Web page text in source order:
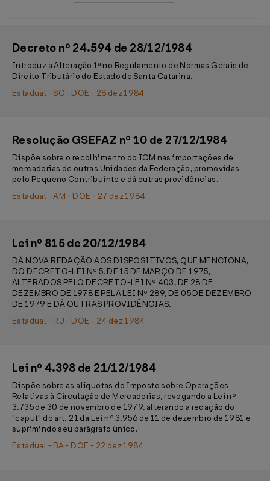
Decreto nº 24.594 de 28/12/1984
Introduz a Alteração 1ª no Regulamento de Normas Gerais de
Direito Tributário do Estado de Santa Catarina.
Estadual - SC - DOE - 28 dez 1984
Resolução GSEFAZ nº 10 de 27/12/1984
Dispõe sobre o recolhimento do ICM nas importações de
mercadorias de outras Unidades da Federação, promovidas
pelo Pequeno Contribuinte e dá outras providências.
Estadual - AM - DOE - 27 dez 1984
Lei nº 815 de 20/12/1984
DÁ NOVA REDAÇÃO AOS DISPOSITIVOS, QUE MENCIONA,
DO DECRETO-LEI Nº 5, DE 15 DE MARÇO DE 1975,
ALTERADOS PELO DECRETO-LEI Nº 403, DE 28 DE
DEZEMBRO DE 1978 E PELA LEI Nº 289, DE 05 DE DEZEMBRO
DE 1979 E DÁ OUTRAS PROVIDÊNCIAS.
Estadual - RJ - DOE - 24 dez 1984
Lei nº 4.398 de 21/12/1984
Dispõe sobre as alíquotas do Imposto sobre Operações
Relativas à Circulação de Mercadorias, revogando a Lei nº
3.735 de 30 de novembro de 1979, alterando a redação do
"caput" do art. 21 da Lei nº 3.956 de 11 de dezembro de 1981 e
suprimindo seu parágrafo único.
Estadual - BA - DOE - 22 dez 1984